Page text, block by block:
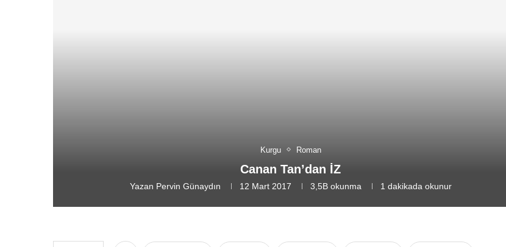
Kurgu Roman
Canan Tan’dan İZ
Yazan Pervin Günaydın 12 Mart 2017 3,5Bokunma 1 dakikada okunur